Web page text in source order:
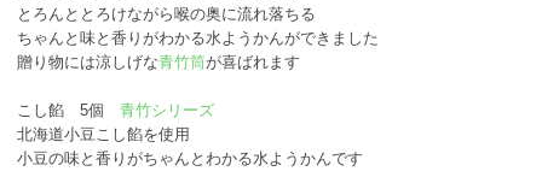
とろんととろけながら喉の奥に流れ落ちる
ちゃんと味と香りがわかる水ようかんができました
贈り物には涼しげな青竹筒が喜ばれます
こし餡 5個 青竹シリーズ
北海道小豆こし餡を使用
小豆の味と香りがちゃんとわかる水ようかんです